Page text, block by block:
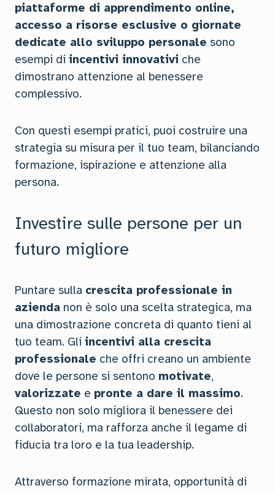
piattaforme di apprendimento online,
accesso a risorse esclusive o giornate
dedicate allo sviluppo personale sono
esempi di incentivi innovativi che
dimostrano attenzione al benessere
complessivo.
Con questi esempi pratici, puoi costruire una
strategia su misura per il tuo team, bilanciando
formazione, ispirazione e attenzione alla
persona.
Investire sulle persone per un
futuro migliore
Puntare sulla crescita professionale in
azienda non è solo una scelta strategica, ma
una dimostrazione concreta di quanto tieni al
tuo team. Gli incentivi alla crescita
professionale che offri creano un ambiente
dove le persone si sentono motivate,
valorizzate e pronte a dare il massimo.
Questo non solo migliora il benessere dei
collaboratori, ma rafforza anche il legame di
fiducia tra loro e la tua leadership.
Attraverso formazione mirata, opportunità di